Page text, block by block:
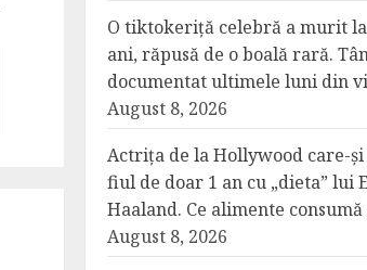
O tiktokeriță celebră a murit la
ani, răpusă de o boală rară.
documentat ultimele luni din
August 8, 2026
Actrița de la Hollywood care-
fiul de doar 1 an cu „dieta” lui
Haaland. Ce alimente
August 8, 2026